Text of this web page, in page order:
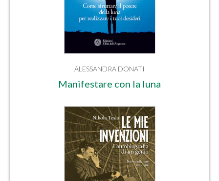
ALESSANDRA DONATI
Manifestare con la luna